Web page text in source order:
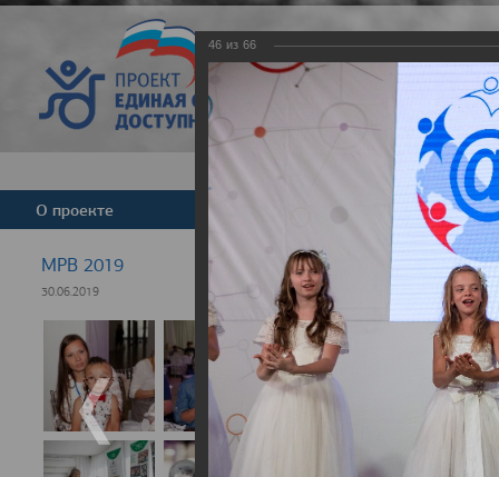
Версия для
О проекте Команда Новости
МРВ 2019
30.06.2019
46 из 66